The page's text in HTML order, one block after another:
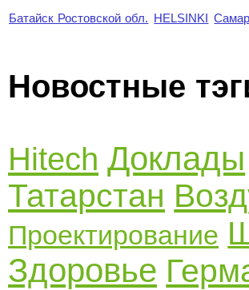
Батайск Ростовской обл. HELSINKI
Новостные
Hitech Доклады
Татарстан
Проектирование
Здоровье